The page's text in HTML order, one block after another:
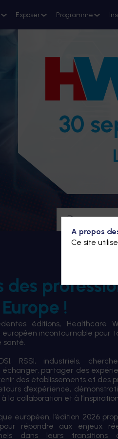
Exposer Programme
30
Devenez
des
!
éditions, Healthcare
incontournable pour
santé.
RSSI, industriels,
échanger, partager des
des établissements et des
d’expérience,
la collaboration et à
européen, l’édition 2026
répondre aux enjeux
dans leurs transitions
A propos
Ce site